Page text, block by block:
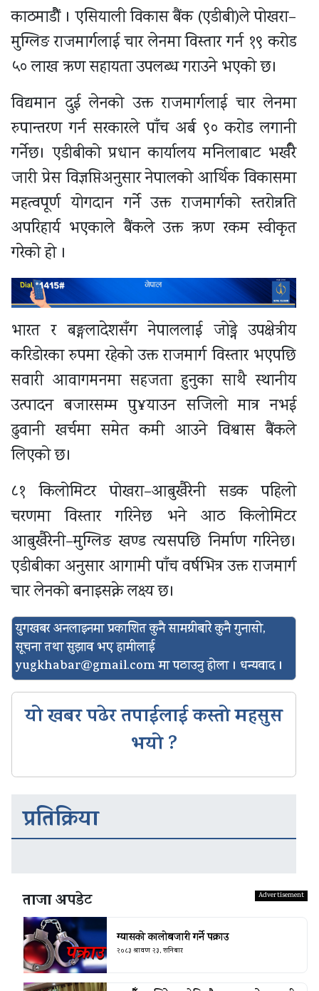
काठमाडौैं । एसियाली विकास बैंक (एडीबी)ले पोखरा–
मुग्लिङ राजमार्गलाई चार लेनमा विस्तार गर्न १९ करोड
५० लाख ऋण सहायता उपलब्ध गराउने भएको छ।
विद्यमान दुई लेनको उक्त राजमार्गलाई चार लेनमा
रुपान्तरण गर्न सरकारले पाँच अर्ब ९० करोड लगानी
गर्नेछ। एडीबीको प्रधान कार्यालय मनिलाबाट भर्खरै
जारी प्रेस विज्ञप्तिअनुसार नेपालको आर्थिक विकासमा
महत्वपूर्ण योगदान गर्ने उक्त राजमार्गको स्तरोन्नति
अपरिहार्य भएकाले बैंकले उक्त ऋण रकम स्वीकृत
गरेको हो ।
भारत र बङ्गलादेशसँग नेपाललाई जोड्ने उपक्षेत्रीय
करिडोरका रुपमा रहेको उक्त राजमार्ग विस्तार भएपछि
सवारी आवागमनमा सहजता हुनुका साथै स्थानीय
उत्पादन बजारसम्म पु¥याउन सजिलो मात्र नभई
ढुवानी खर्चमा समेत कमी आउने विश्वास बैंकले
लिएको छ।
८१ किलोमिटर पोखरा–आबुखैरेनी सडक पहिलो
चरणमा विस्तार गरिनेछ भने आठ किलोमिटर
आबुखैरेनी–मुग्लिङ खण्ड त्यसपछि निर्माण गरिनेछ।
एडीबीका अनुसार आगामी पाँच वर्षभित्र उक्त राजमार्ग
चार लेनको बनाइसक्ने लक्ष्य छ।
युगखबर अनलाइनमा प्रकाशित कुनै सामग्रीबारे कुनै गुनासो,
सूचना तथा सुझाव भए हामीलाई
yugkhabar@gmail.comमा पठाउनु होला । धन्यवाद ।
यो खबर पढेर तपाईलाई कस्तो महसुस
भयो ?
प्रतिक्रिया
ताजा अपडेट
ग्यासको कालोबजारी गर्ने पक्राउ
२०८३ श्रावण २३, शनिबार